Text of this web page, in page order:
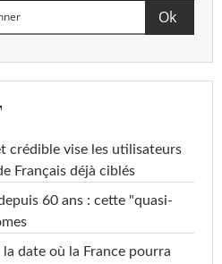
crédible vise les utilisateurs
Français déjà ciblés
60 ans : cette "quasi-
date où la France pourra